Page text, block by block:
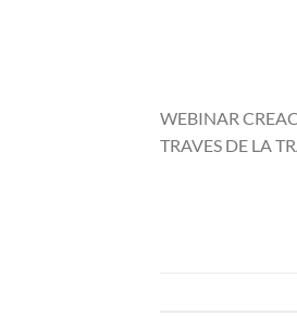
WEBINAR
TRAVES DE LA